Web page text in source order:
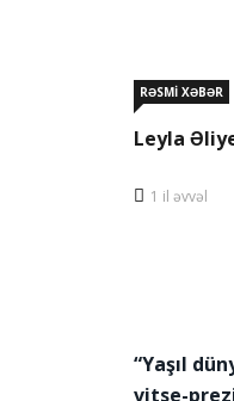
RƏSMİ XƏBƏR
Leyla
1 il əvvəl
“Yaşıl
vitse-